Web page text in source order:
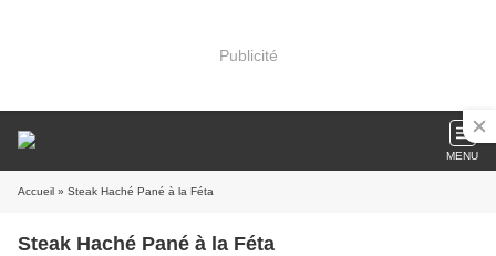
Publicité
MENU
Accueil » Steak Haché Pané à la Féta
Steak Haché Pané à la Féta